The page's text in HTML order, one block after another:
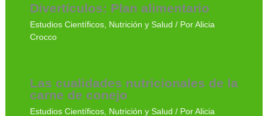
Divertículos: Plan alimentario
Estudios Científicos, Nutrición y Salud / Por Alicia
Crocco
Las cualidades nutricionales de la
carne de conejo
Estudios Científicos, Nutrición y Salud / Por Alicia